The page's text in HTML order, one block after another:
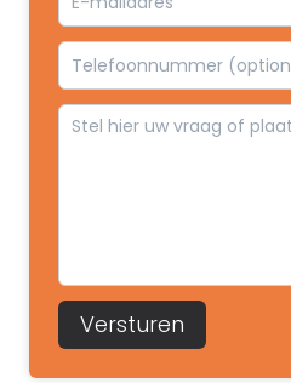
Versturen